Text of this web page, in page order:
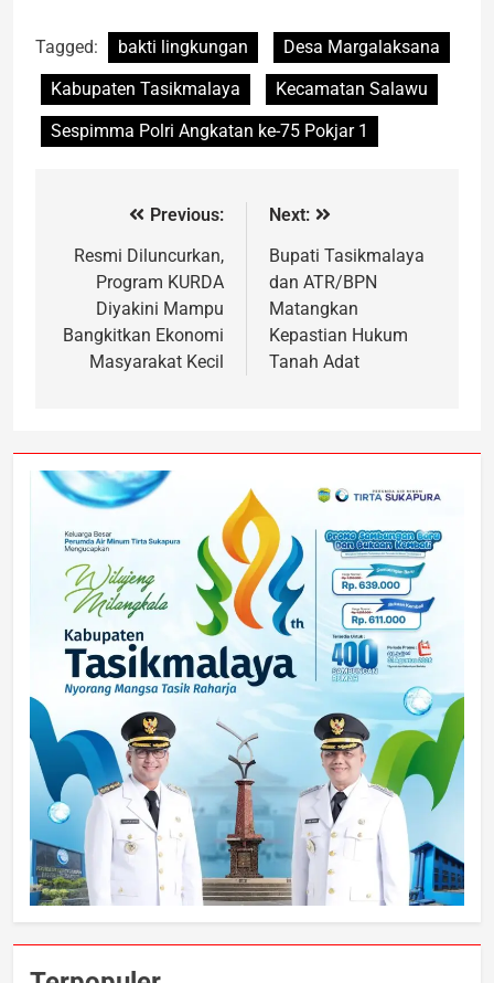
Tagged: bakti lingkungan
Desa Margalaksana
Kabupaten Tasikmalaya
Kecamatan Salawu
Sespimma Polri Angkatan ke-75 Pokjar 1
Previous:
Resmi Diluncurkan,
Program KURDA
Diyakini Mampu
Bangkitkan Ekonomi
Masyarakat Kecil
Next:
Bupati Tasikmalaya
dan ATR/BPN
Matangkan
Kepastian Hukum
Tanah Adat